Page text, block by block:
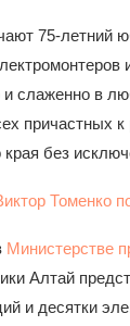
75-летний
и слаженно в
причастных
без
Министерстве
Алтай
и десятки